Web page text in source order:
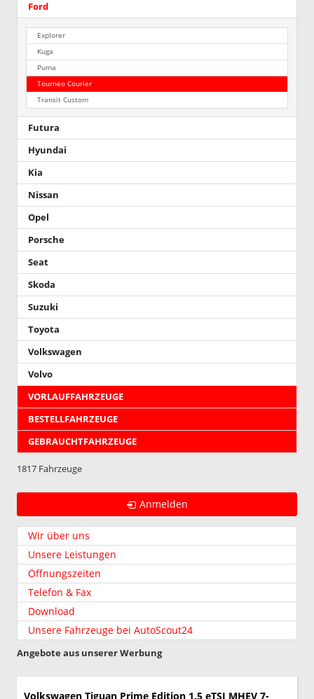
Ford
Explorer
Kuga
Puma
Tourneo Courier
Transit Custom
Futura
Hyundai
Kia
Nissan
Opel
Porsche
Seat
Skoda
Suzuki
Toyota
Volkswagen
Volvo
VORLAUFFAHRZEUGE
BESTELLFAHRZEUGE
GEBRAUCHTFAHRZEUGE
1817 Fahrzeuge
Anmelden
Wir über uns
Unsere Leistungen
Öffnungszeiten
Telefon & Fax
Download
Unsere Fahrzeuge bei AutoScout24
Angebote aus unserer Werbung
Volkswagen Tiguan Prime Edition 1.5 eTSI MHEV 7-